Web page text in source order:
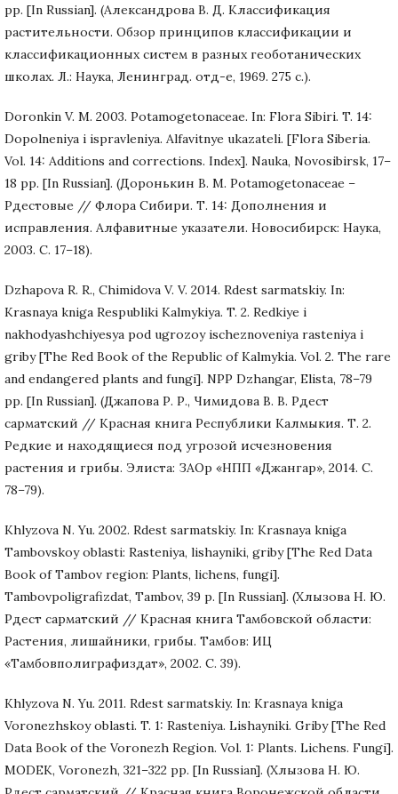
pp. [In Russian]. (Александрова В. Д. Классификация
растительности. Обзор принципов классификации и
классификационных систем в разных геоботанических
школах. Л.: Наука, Ленинград. отд-е, 1969. 275 с.).
Doronkin V. M. 2003. Potamogetonaceae. In: Flora Sibiri. T. 14:
Dopolneniya i ispravleniya. Alfavitnye ukazateli. [Flora Siberia.
Vol. 14: Additions and corrections. Index]. Nauka, Novosibirsk, 17–
18 pp. [In Russian]. (Доронькин В. М. Potamogetonaceae –
Рдестовые // Флора Сибири. Т. 14: Дополнения и
исправления. Алфавитные указатели. Новосибирск: Наука,
2003. С. 17–18).
Dzhapova R. R., Chimidova V. V. 2014. Rdest sarmatskiy. In:
Krasnaya kniga Respubliki Kalmykiya. T. 2. Redkiye i
nakhodyashchiyesya pod ugrozoy ischeznoveniya rasteniya i
griby [The Red Book of the Republic of Kalmykia. Vol. 2. The rare
and endangered plants and fungi]. NPP Dzhangar, Elista, 78–79
pp. [In Russian]. (Джапова Р. Р., Чимидова В. В. Рдест
сарматский // Красная книга Республики Калмыкия. Т. 2.
Редкие и находящиеся под угрозой исчезновения
растения и грибы. Элиста: ЗАОр «НПП «Джангар», 2014. С.
78–79).
Khlyzova N. Yu. 2002. Rdest sarmatskiy. In: Krasnaya kniga
Tambovskoy oblasti: Rasteniya, lishayniki, griby [The Red Data
Book of Tambov region: Plants, lichens, fungi].
Tambovpoligrafizdat, Tambov, 39 p. [In Russian]. (Хлызова Н. Ю.
Рдест сарматский // Красная книга Тамбовской области:
Растения, лишайники, грибы. Тамбов: ИЦ
«Тамбовполиграфиздат», 2002. С. 39).
Khlyzova N. Yu. 2011. Rdest sarmatskiy. In: Krasnaya kniga
Voronezhskoy oblasti. T. 1: Rasteniya. Lishayniki. Griby [The Red
Data Book of the Voronezh Region. Vol. 1: Plants. Lichens. Fungi].
MODEK, Voronezh, 321–322 pp. [In Russian]. (Хлызова Н. Ю.